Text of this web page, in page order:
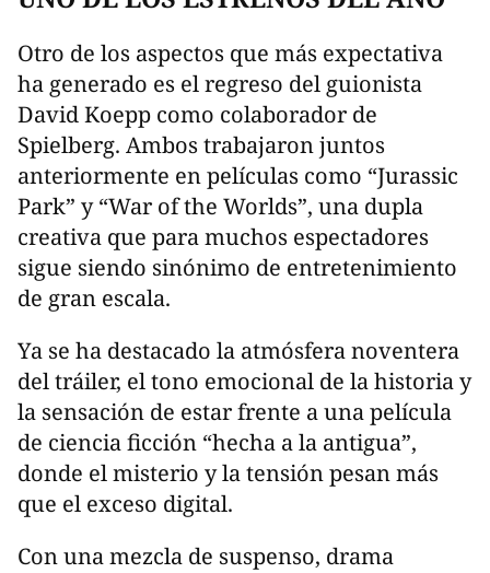
Otro de los aspectos que más expectativa
ha generado es el regreso del guionista
David Koepp como colaborador de
Spielberg. Ambos trabajaron juntos
anteriormente en películas como “Jurassic
Park” y “War of the Worlds”, una dupla
creativa que para muchos espectadores
sigue siendo sinónimo de entretenimiento
de gran escala.
Ya se ha destacado la atmósfera noventera
del tráiler, el tono emocional de la historia y
la sensación de estar frente a una película
de ciencia ficción “hecha a la antigua”,
donde el misterio y la tensión pesan más
que el exceso digital.
Con una mezcla de suspenso, drama